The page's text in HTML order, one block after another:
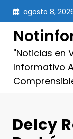
Saltar
contenido
agosto 8,
"Noticias en
Informativo
Delcy